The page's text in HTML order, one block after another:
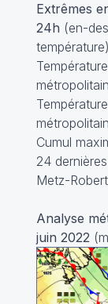
Extrêmes
24h (en-
température)
Cumul
24
Metz-
Analyse
juin 2022